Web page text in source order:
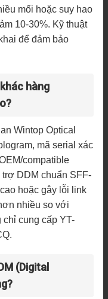
mối hoặc suy hao
10-30%. Kỹ thuật
để đảm bảo
hàng
Wintop Optical
mã serial xác
compatible
DDM chuẩn SFF-
hoặc gây lỗi link
nhiều so với
cung cấp YT-
(Digital